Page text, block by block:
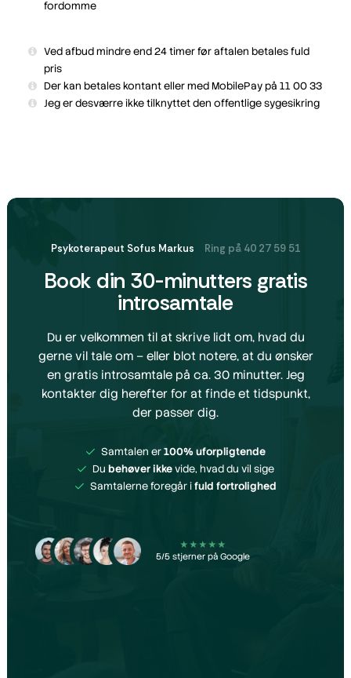
fordomme
Ved afbud mindre end 24 timer før aftalen betales fuld
pris
Der kan betales kontant eller med MobilePay på 11 00 33
Jeg er desværre ikke tilknyttet den offentlige sygesikring
Psykoterapeut Sofus Markus Ring på 40 27 59 51
Book din 30-minutters gratis
introsamtale
Du er velkommen til at skrive lidt om, hvad du
gerne vil tale om – eller blot notere, at du ønsker
en gratis introsamtale på ca. 30 minutter. Jeg
kontakter dig herefter for at finde et tidspunkt,
der passer dig.
Samtalen er100% uforpligtende
Du behøver ikkevide, hvad du vil sige
Samtalerne foregår ifuld fortrolighed
★★★★★
5/5 stjerner på Google